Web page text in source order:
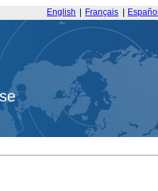
English Français Español